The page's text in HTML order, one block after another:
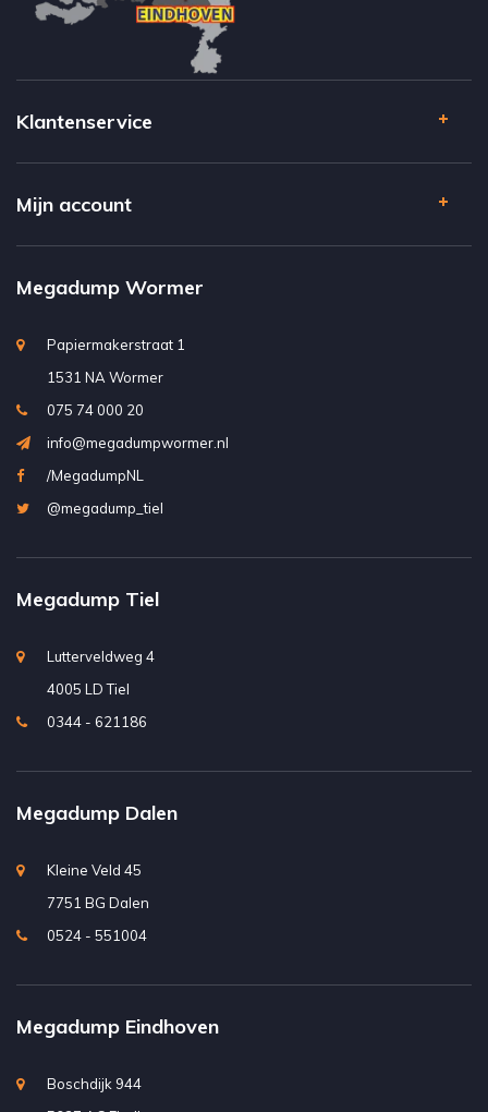
Klantenservice
Mijn account
Megadump Wormer
Papiermakerstraat 1
1531 NA Wormer
075 74 000 20
info@megadumpwormer.nl
/MegadumpNL
@megadump_tiel
Megadump Tiel
Lutterveldweg 4
4005 LD Tiel
0344 - 621186
Megadump Dalen
Kleine Veld 45
7751 BG Dalen
0524 - 551004
Megadump Eindhoven
Boschdijk 944